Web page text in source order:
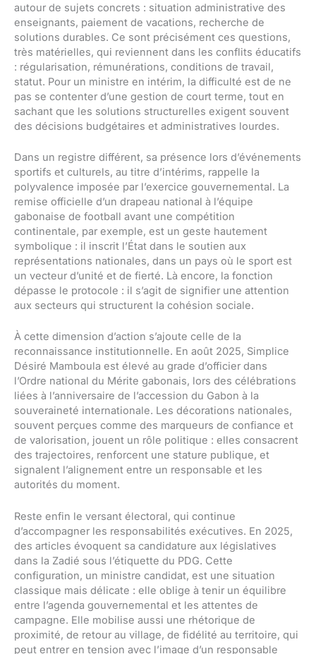
autour de sujets concrets : situation administrative des
enseignants, paiement de vacations, recherche de
solutions durables. Ce sont précisément ces questions,
très matérielles, qui reviennent dans les conflits éducatifs
: régularisation, rémunérations, conditions de travail,
statut. Pour un ministre en intérim, la difficulté est de ne
pas se contenter d’une gestion de court terme, tout en
sachant que les solutions structurelles exigent souvent
des décisions budgétaires et administratives lourdes.
Dans un registre différent, sa présence lors d’événements
sportifs et culturels, au titre d’intérims, rappelle la
polyvalence imposée par l’exercice gouvernemental. La
remise officielle d’un drapeau national à l’équipe
gabonaise de football avant une compétition
continentale, par exemple, est un geste hautement
symbolique : il inscrit l’État dans le soutien aux
représentations nationales, dans un pays où le sport est
un vecteur d’unité et de fierté. Là encore, la fonction
dépasse le protocole : il s’agit de signifier une attention
aux secteurs qui structurent la cohésion sociale.
À cette dimension d’action s’ajoute celle de la
reconnaissance institutionnelle. En août 2025, Simplice
Désiré Mamboula est élevé au grade d’officier dans
l’Ordre national du Mérite gabonais, lors des célébrations
liées à l’anniversaire de l’accession du Gabon à la
souveraineté internationale. Les décorations nationales,
souvent perçues comme des marqueurs de confiance et
de valorisation, jouent un rôle politique : elles consacrent
des trajectoires, renforcent une stature publique, et
signalent l’alignement entre un responsable et les
autorités du moment.
Reste enfin le versant électoral, qui continue
d’accompagner les responsabilités exécutives. En 2025,
des articles évoquent sa candidature aux législatives
dans la Zadié sous l’étiquette du PDG. Cette
configuration, un ministre candidat, est une situation
classique mais délicate : elle oblige à tenir un équilibre
entre l’agenda gouvernemental et les attentes de
campagne. Elle mobilise aussi une rhétorique de
proximité, de retour au village, de fidélité au territoire, qui
peut entrer en tension avec l’image d’un responsable